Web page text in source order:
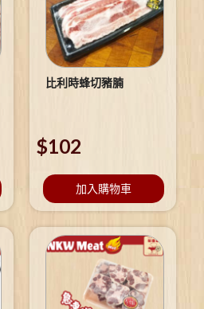
比利時蜂切豬腩
$102
加入購物車